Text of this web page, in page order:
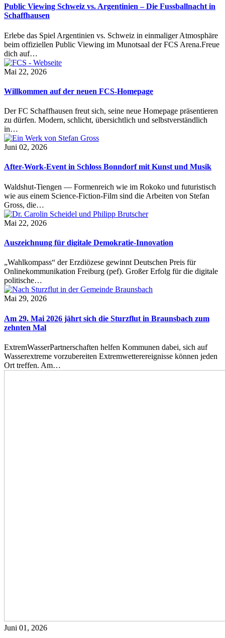
Public Viewing Schweiz vs. Argentinien – Die Fussballnacht in
Schaffhausen
Erlebe das Spiel Argentinien vs. Schweiz in einmaliger Atmosphäre
beim offiziellen Public Viewing im Munotsaal der FCS Arena.Freue
dich auf…
Mai 22, 2026
Willkommen auf der neuen FCS-Homepage
Der FC Schaffhausen freut sich, seine neue Homepage präsentieren
zu dürfen. Modern, schlicht, übersichtlich und selbstverständlich
in…
Juni 02, 2026
After-Work-Event in Schloss Bonndorf mit Kunst und Musik
Waldshut-Tiengen — Formenreich wie im Rokoko und futuristisch
wie aus einem Science-Fiction-Film sind die Arbeiten von Stefan
Gross, die…
Mai 22, 2026
Auszeichnung für digitale Demokratie-Innovation
„Wahlkompass“ der Erzdiözese gewinnt Deutschen Preis für
Onlinekommunikation Freiburg (pef). Großer Erfolg für die digitale
politische…
Mai 29, 2026
Am 29. Mai 2026 jährt sich die Sturzflut in Braunsbach zum
zehnten Mal
ExtremWasserPartnerschaften helfen Kommunen dabei, sich auf
Wasserextreme vorzubereiten Extremwetterereignisse können jeden
Ort treffen. Am…
Juni 01, 2026